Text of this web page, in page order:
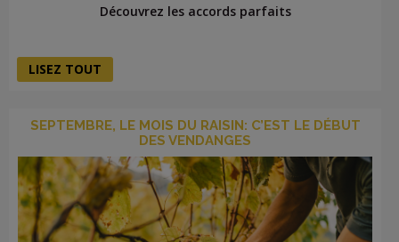
Découvrez les accords parfaits
LISEZ TOUT
SEPTEMBRE, LE MOIS DU RAISIN: C’EST LE DÉBUT
DES VENDANGES